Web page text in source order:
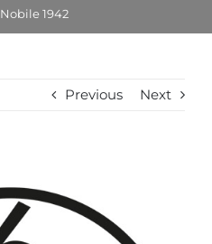
Nobile 1942
Previous Next